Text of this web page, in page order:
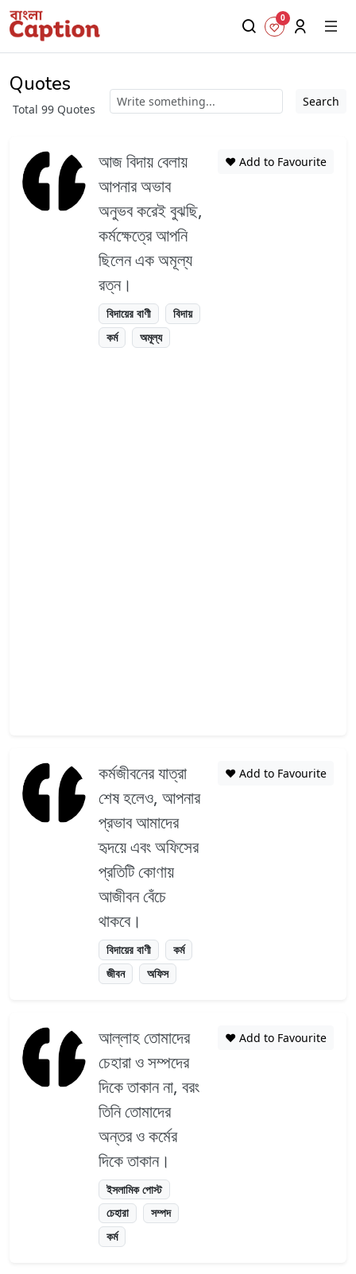
0
Quotes
Total 99 Quotes
Search
আজ বিদায় বেলায়
আপনার অভাব
অনুভব করেই বুঝছি,
কর্মক্ষেত্রে আপনি
ছিলেন এক অমূল্য
রত্ন।
বিদায়ের বাণী
বিদায়
কর্ম
অমূল্য
❤️ Add to Favourite
কর্মজীবনের যাত্রা
শেষ হলেও, আপনার
প্রভাব আমাদের
হৃদয়ে এবং অফিসের
প্রতিটি কোণায়
আজীবন বেঁচে
থাকবে।
বিদায়ের বাণী
কর্ম
জীবন
অফিস
❤️ Add to Favourite
আল্লাহ তোমাদের
চেহারা ও সম্পদের
দিকে তাকান না, বরং
তিনি তোমাদের
অন্তর ও কর্মের
দিকে তাকান।
ইসলামিক পোস্ট
চেহারা
সম্পদ
কর্ম
❤️ Add to Favourite